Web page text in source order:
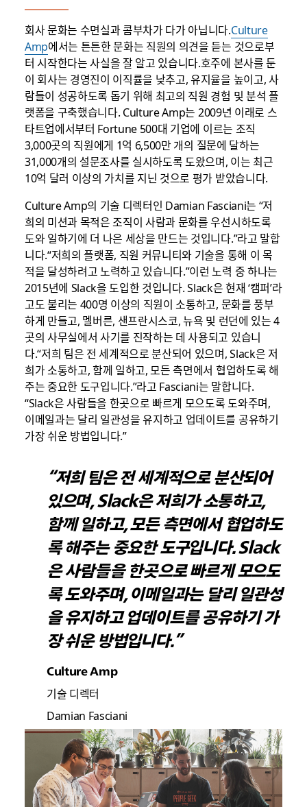
회사 문화는 수면실과 콤부차가 다가 아닙니다.Culture
Amp에서는 튼튼한 문화는 직원의 의견을 듣는 것으로부
터 시작한다는 사실을 잘 알고 있습니다.호주에 본사를 둔
이 회사는 경영진이 이직률을 낮추고, 유지율을 높이고, 사
람들이 성공하도록 돕기 위해 최고의 직원 경험 및 분석 플
랫폼을 구축했습니다. Culture Amp는 2009년 이래로 스
타트업에서부터 Fortune 500대 기업에 이르는 조직
3,000곳의 직원에게 1억 6,500만 개의 질문에 달하는
31,000개의 설문조사를 실시하도록 도왔으며, 이는 최근
10억 달러 이상의 가치를 지닌 것으로 평가 받았습니다.
Culture Amp의 기술 디렉터인 Damian Fasciani는 “저
희의 미션과 목적은 조직이 사람과 문화를 우선시하도록
도와 일하기에 더 나은 세상을 만드는 것입니다.”라고 말합
니다.“저희의 플랫폼, 직원 커뮤니티와 기술을 통해 이 목
적을 달성하려고 노력하고 있습니다.”이런 노력 중 하나는
2015년에 Slack을 도입한 것입니다. Slack은 현재 ‘캠퍼’라
고도 불리는 400명 이상의 직원이 소통하고, 문화를 풍부
하게 만들고, 멜버른, 샌프란시스코, 뉴욕 및 런던에 있는 4
곳의 사무실에서 사기를 진작하는 데 사용되고 있습니
다.“저희 팀은 전 세계적으로 분산되어 있으며, Slack은 저
희가 소통하고, 함께 일하고, 모든 측면에서 협업하도록 해
주는 중요한 도구입니다.”라고 Fasciani는 말합니다.
“Slack은 사람들을 한곳으로 빠르게 모으도록 도와주며,
이메일과는 달리 일관성을 유지하고 업데이트를 공유하기
가장 쉬운 방법입니다.”
“저희 팀은 전 세계적으로 분산되어
있으며, Slack은 저희가 소통하고,
함께 일하고, 모든 측면에서 협업하도
록 해주는 중요한 도구입니다. Slack
은 사람들을 한곳으로 빠르게 모으도
록 도와주며, 이메일과는 달리 일관성
을 유지하고 업데이트를 공유하기 가
장 쉬운 방법입니다.”
Culture Amp
기술 디렉터
Damian Fasciani